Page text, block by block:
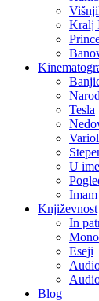
Kralj
Tesla
U
Književnost
In
Eseji
Blog